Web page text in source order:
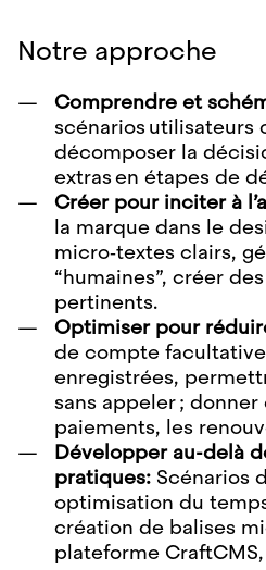
Notre approche
Comprendre et
scénarios utilisateurs
décomposer la
extras en étapes de
Créer pour inciter à
la marque dans le
micro‑textes clairs,
“humaines”, créer
pertinents.
Optimiser pour
de compte
enregistrées,
sans appeler ;
paiements, les
Développer au-delà
pratiques: Scénarios
optimisation du
création de balises
plateforme